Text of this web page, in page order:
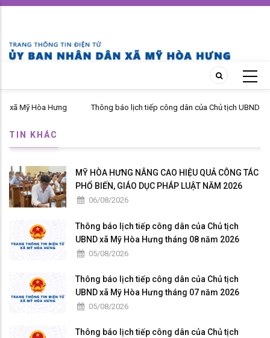
Skip
content
Hòa Hưng
Thông báo lịch tiếp công dân của Chủ tịch UBND xã Mỹ
TIN KHÁC
MỸ HÒA HƯNG NÂNG CAO HIỆU QUẢ CÔNG TÁC
PHỔ BIẾN, GIÁO DỤC PHÁP LUẬT NĂM 2026
06/08/2026
Thông báo lịch tiếp công dân của Chủ tịch
UBND xã Mỹ Hòa Hưng tháng 08 năm 2026
05/08/2026
Thông báo lịch tiếp công dân của Chủ tịch
UBND xã Mỹ Hòa Hưng tháng 07 năm 2026
05/08/2026
Thông báo lịch tiếp công dân của Chủ tịch